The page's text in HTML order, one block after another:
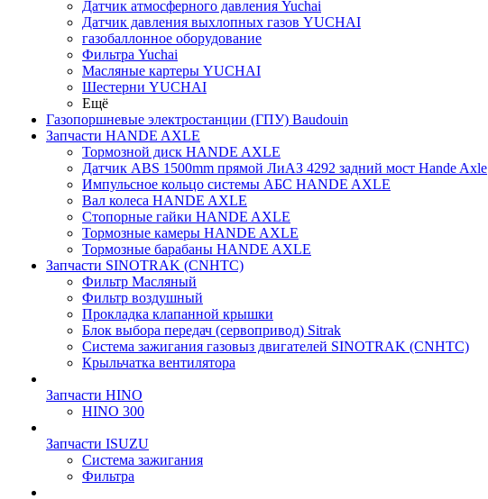
Датчик атмосферного давления Yuchai
Датчик давления выхлопных газов YUCHAI
газобаллонное оборудование
Фильтра Yuchai
Масляные картеры YUCHAI
Шестерни YUCHAI
Ещё
Газопоршневые электростанции (ГПУ) Baudouin
Запчасти HANDE AXLE
Тормозной диск HANDE AXLE
Датчик ABS 1500mm прямой ЛиАЗ 4292 задний мост Hande Axle
Импульсное кольцо системы АБС HANDE AXLE
Вал колеса HANDE AXLE
Стопорные гайки HANDE AXLE
Тормозные камеры HANDE AXLE
Тормозные барабаны HANDE AXLE
Запчасти SINOTRAK (CNHTC)
Фильтр Масляный
Фильтр воздушный
Прокладка клапанной крышки
Блок выбора передач (сервопривод) Sitrak
Система зажигания газовыз двигателей SINOTRAK (CNHTC)
Крыльчатка вентилятора
Запчасти HINO
HINO 300
Запчасти ISUZU
Система зажигания
Фильтра